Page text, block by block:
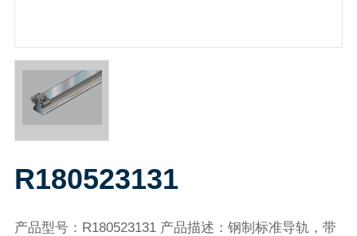
R180523131
产品型号：R180523131 产品描述：钢制标准导轨，带